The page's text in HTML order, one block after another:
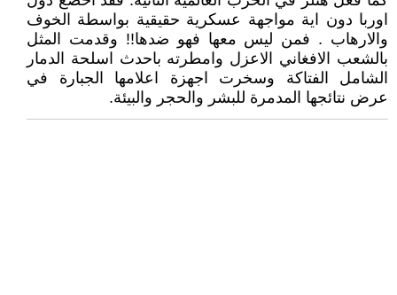
اوربا دون اية مواجهة عسكرية حقيقية بواسطة الخوف
والارهاب . فمن ليس معها فهو ضدها!! وقدمت المثل
بالشعب الافغاني الاعزل وامطرته باحدث اسلحة الدمار
الشامل الفتاكة وسخرت اجهزة اعلامها الجبارة في
عرض نتائجها المدمرة للبشر والحجر والبيئة.